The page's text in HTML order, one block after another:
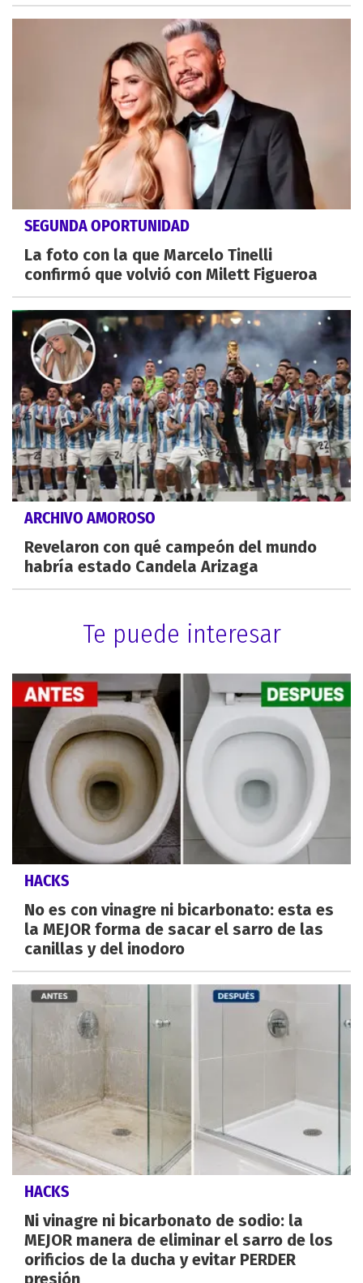
SEGUNDA OPORTUNIDAD
La foto con la que Marcelo Tinelli
confirmó que volvió con Milett Figueroa
ARCHIVO AMOROSO
Revelaron con qué campeón del mundo
habría estado Candela Arizaga
Te puede interesar
HACKS
No es con vinagre ni bicarbonato: esta es
la MEJOR forma de sacar el sarro de las
canillas y del inodoro
HACKS
Ni vinagre ni bicarbonato de sodio: la
MEJOR manera de eliminar el sarro de los
orificios de la ducha y evitar PERDER
presión